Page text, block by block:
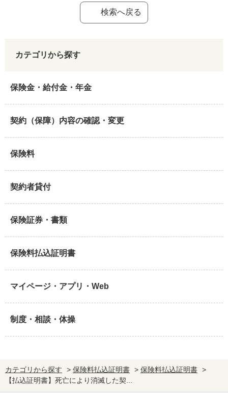
検索へ戻る
カテゴリから探す
保険金・給付金・年金
契約（保障）内容の確認・変更
保険料
契約者貸付
保険証券・書類
保険料払込証明書
マイページ・アプリ・Web
制度・相談・体操
カテゴリから探す > 保険料払込証明書 > 保険料払込証明書 >
【払込証明書】死亡により消滅した契...